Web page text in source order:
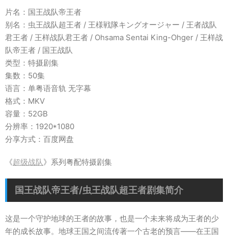
片名：国王战队帝王者
别名：虫王战队超王者 / 王様戦隊キングオージャー / 王者战队
君王者 / 王样战队君王者 / Ohsama Sentai King-Ohger / 王样战
队帝王者 / 国王战队
类型：特摄剧集
集数：50集
语言：单粤语音轨 无字幕
格式：MKV
容量：52GB
分辨率：1920*1080
分享方式：百度网盘
《超级战队 》系列粤配特摄剧集
国王战队帝王者/虫王战队超王者剧集简介
这是一个守护地球的王者的故事，也是一个未来将成为王者的少
年的成长故事。地球王国之间流传著一个古老的预言——在王国